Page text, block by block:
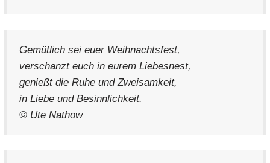
Gemütlich sei euer Weihnachtsfest,
verschanzt euch in eurem Liebesnest,
genießt die Ruhe und Zweisamkeit,
in Liebe und Besinnlichkeit.
© Ute Nathow